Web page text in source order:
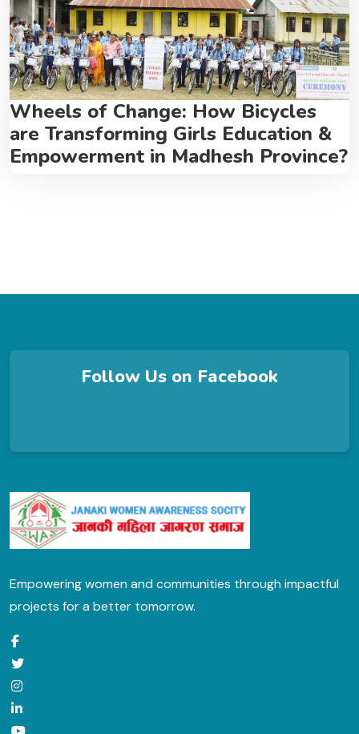
Wheels of Change: How Bicycles
are Transforming Girls Education &
Empowerment in Madhesh Province?
Follow Us on Facebook
Empowering women and communities through impactful
projects for a better tomorrow.